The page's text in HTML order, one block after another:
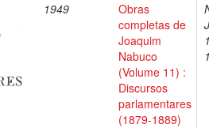
1949
Obras
completas de
Joaquim
Nabuco
(Volume 11) :
Discursos
parlamentares
(1879-1889)